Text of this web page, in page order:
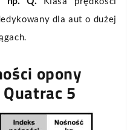
dla aut o dużej
opony
5